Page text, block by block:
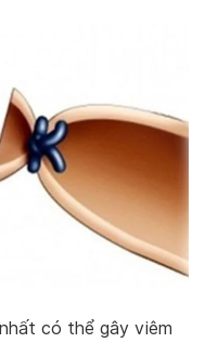
có thể gây viêm